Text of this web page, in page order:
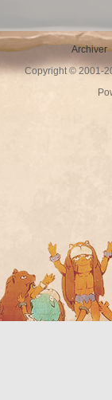
Archiver
Copyright © 2001-